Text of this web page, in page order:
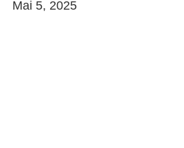
Mai 5, 2025